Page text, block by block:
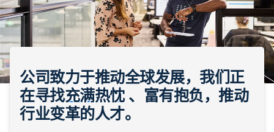
公司致力于推动全球发展，我们正
在寻找充满热忱、富有抱负，推动
行业变革的人才。